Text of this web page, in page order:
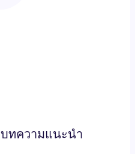
บทความแนะนำ